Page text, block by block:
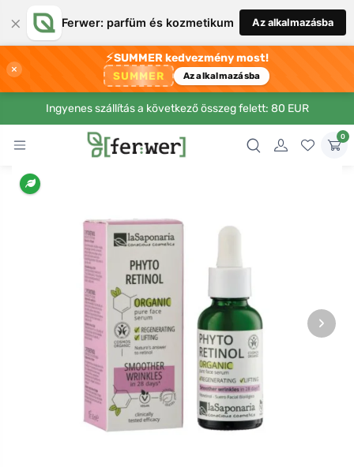
× Ferwer: parfüm és kozmetikum Az alkalmazásba
×
⚡SUMMER kedvezmény most!
SUMMER Az alkalmazásba
Ingyenes szállítás a következő összeg felett: 80 EUR
0
›